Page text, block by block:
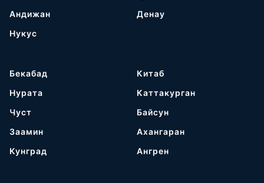
Андижан
Нукус
Денау
Бекабад
Нурата
Чуст
Заамин
Кунград
Китаб
Каттакурган
Байсун
Ахангаран
Ангрен